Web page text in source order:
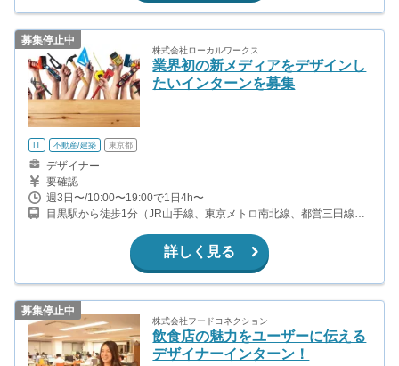
募集停止中
株式会社ローカルワークス
業界初の新メディアをデザインし
たいインターンを募集
IT 不動産/建築 東京都
デザイナー
要確認
週3日〜/10:00〜19:00で1日4h〜
目黒駅から徒歩1分（JR山手線、東京メトロ南北線、都営三田線、
詳しく見る
募集停止中
株式会社フードコネクション
飲食店の魅力をユーザーに伝える
デザイナーインターン！